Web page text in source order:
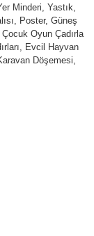
Minderi, Yastık,
Poster, Güneş
Oyun Çadırla
Evcil Hayvan
Döşemesi,